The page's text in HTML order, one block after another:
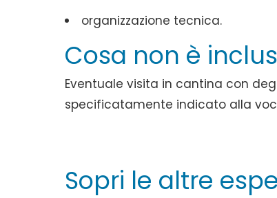
organizzazione tecnica.
Cosa non è
Eventuale visita in cantina con
specificatamente indicato alla
Sopri le altre